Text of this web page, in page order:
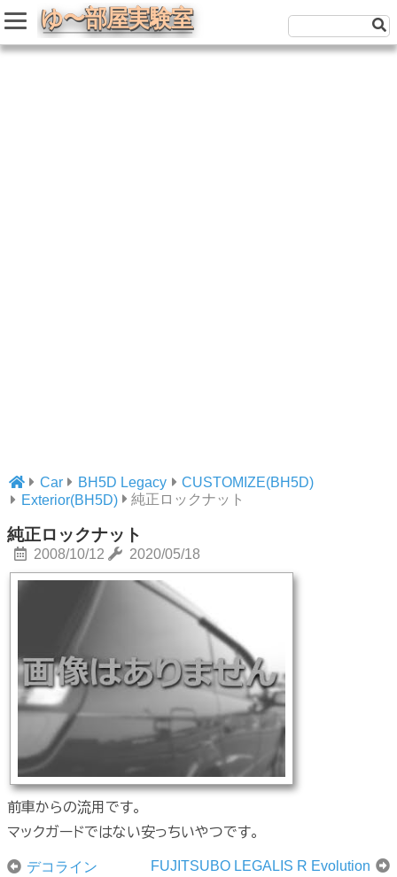
Car BH5D Legacy
CUSTOMIZE(BH5D)
Exterior(BH5D)
純正ロックナット
純正ロックナット
2008/10/12 2020/05/18
前車からの流用です。
マックガードではない安っちいやつです。
デコライン FUJITSUBO LEGALIS R Evolution